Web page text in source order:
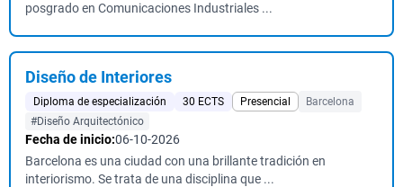
posgrado en Comunicaciones Industriales ...
Diseño de Interiores
Diploma de especialización 30 ECTS Presencial
Barcelona
#Diseño Arquitectónico
Fecha de inicio:06-10-2026
Barcelona es una ciudad con una brillante tradición en
interiorismo. Se trata de una disciplina que ...